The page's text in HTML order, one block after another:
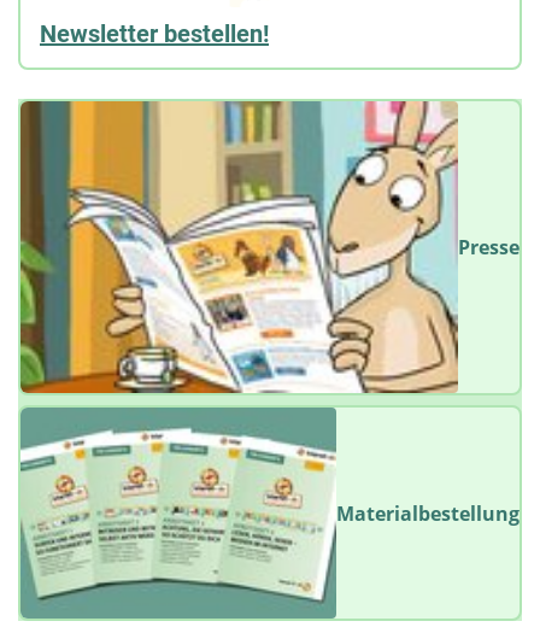
Newsletter bestellen!
Presse
Materialbestellung